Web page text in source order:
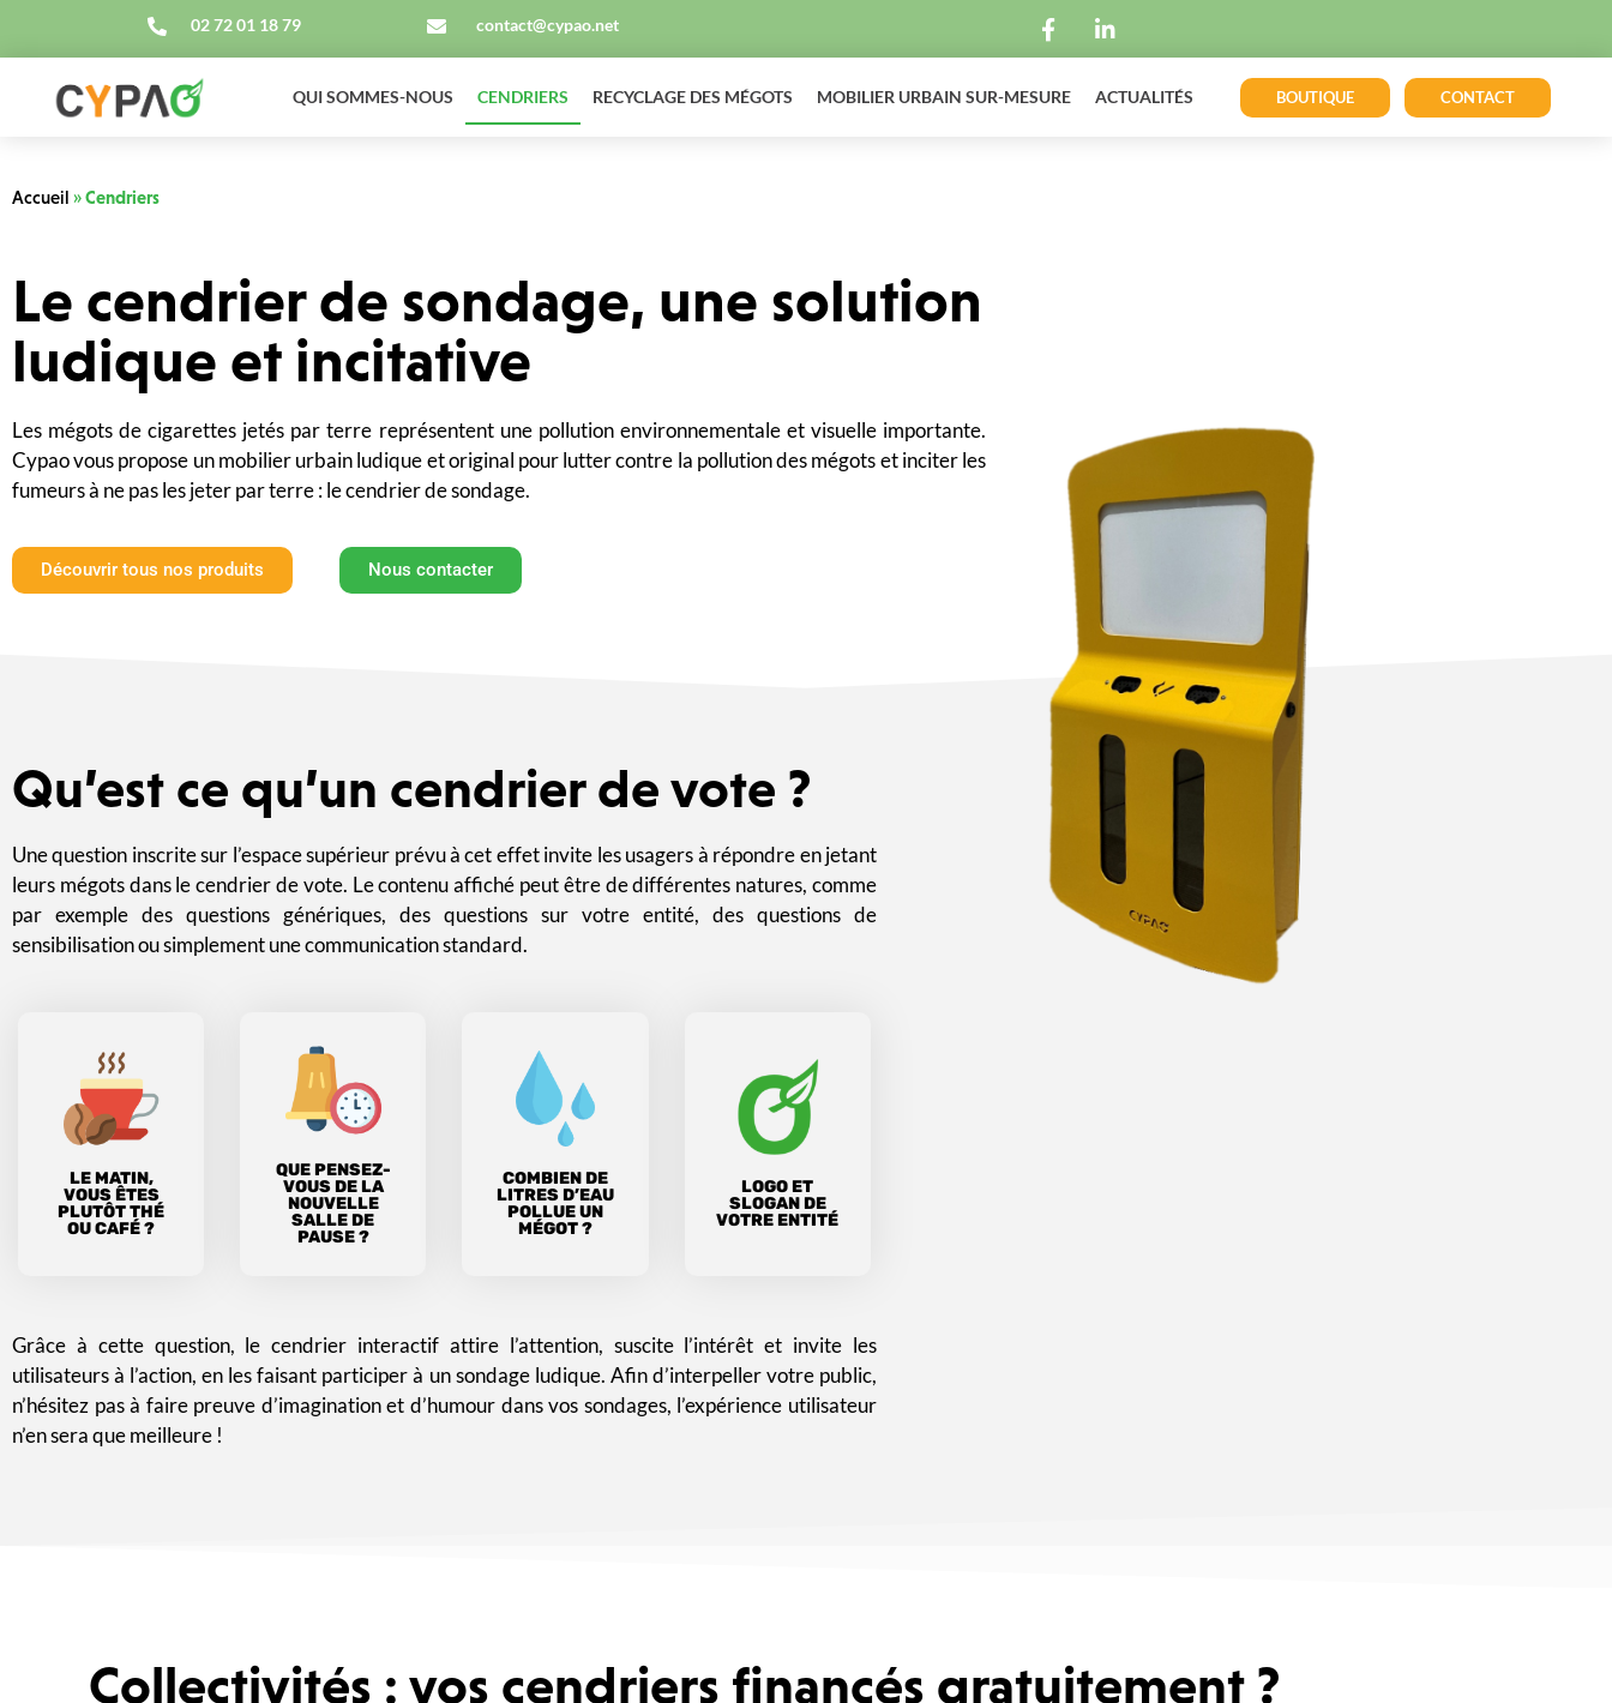
02 72 01 18 79 contact@cypao.net
QUI SOMMES-NOUS CENDRIERS RECYCLAGE DES MÉGOTS MOBILIER URBAIN SUR-MESURE ACTUALITÉS BOUTIQUE CONTACT
Accueil »Cendriers
Le cendrier de sondage, une solution
ludique et incitative
Les mégots de cigarettes jetés par terre représentent une pollution environnementale et visuelle importante.
Cypao vous propose un mobilier urbain ludique et original pour lutter contre la pollution des mégots et inciter les
fumeurs à ne pas les jeter par terre : le cendrier de sondage.
Découvrir tous nos produits Nous contacter
Qu’est ce qu’un cendrier de vote ?
Une question inscrite sur l’espace supérieur prévu à cet effet invite les usagers à répondre en jetant
leurs mégots dans le cendrier de vote. Le contenu affiché peut être de différentes natures, comme
par exemple des questions génériques, des questions sur votre entité, des questions de
sensibilisation ou simplement une communication standard.
LE MATIN,
VOUS ÊTES
PLUTÔT THÉ
OU CAFÉ ?
QUE PENSEZ-
VOUS DE LA
NOUVELLE
SALLE DE
PAUSE ?
COMBIEN DE
LITRES D’EAU
POLLUE UN
MÉGOT ?
LOGO ET
SLOGAN DE
VOTRE ENTITÉ
Grâce à cette question, le cendrier interactif attire l’attention, suscite l’intérêt et invite les
utilisateurs à l’action, en les faisant participer à un sondage ludique. Afin d’interpeller votre public,
n’hésitez pas à faire preuve d’imagination et d’humour dans vos sondages, l’expérience utilisateur
n’en sera que meilleure !
Collectivités : vos cendriers financés gratuitement ?